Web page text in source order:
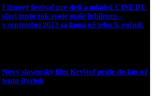
Filmový festival pre deti a mládež CINEDU
slávi tento rok svoje malé jubileum –
v septembri 2023 sa koná už jeho 5. ročník
Nový slovenský film Kryštof príde do kín už
tento štvrtok